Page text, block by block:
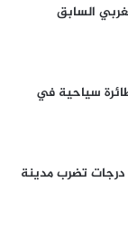
السابق
طائرة سياحية في
فنزويلا.. هزة أرضية بقوة 4,5 درجات تضرب مدينة